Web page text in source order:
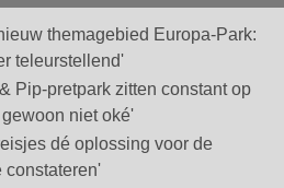
themagebied Europa-Park:
teleurstellend'
Pip-pretpark zitten constant op
niet oké'
dé oplossing voor de
constateren'